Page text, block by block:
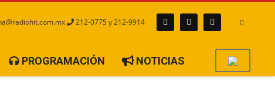
212-0775 y 212-9914
PROGRAMACIÓN NOTICIAS